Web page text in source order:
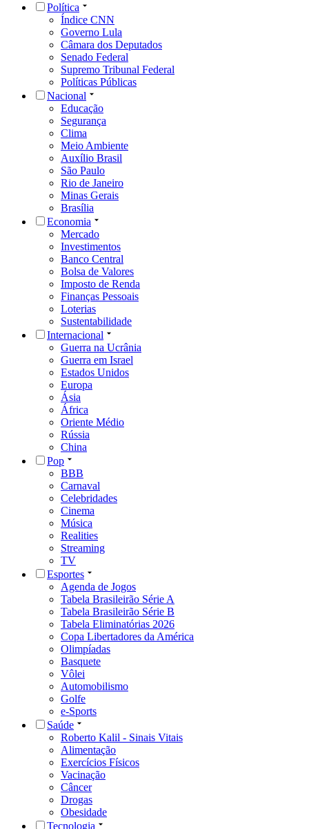
Política
Índice CNN
Governo Lula
Câmara dos Deputados
Senado Federal
Supremo Tribunal Federal
Políticas Públicas
Nacional
Educação
Segurança
Clima
Meio Ambiente
Auxílio Brasil
São Paulo
Rio de Janeiro
Minas Gerais
Brasília
Economia
Mercado
Investimentos
Banco Central
Bolsa de Valores
Imposto de Renda
Finanças Pessoais
Loterias
Sustentabilidade
Internacional
Guerra na Ucrânia
Guerra em Israel
Estados Unidos
Europa
Ásia
África
Oriente Médio
Rússia
China
Pop
BBB
Carnaval
Celebridades
Cinema
Música
Realities
Streaming
TV
Esportes
Agenda de Jogos
Tabela Brasileirão Série A
Tabela Brasileirão Série B
Tabela Eliminatórias 2026
Copa Libertadores da América
Olimpíadas
Basquete
Vôlei
Automobilismo
Golfe
e-Sports
Saúde
Roberto Kalil - Sinais Vitais
Alimentação
Exercícios Físicos
Vacinação
Câncer
Drogas
Obesidade
Tecnologia